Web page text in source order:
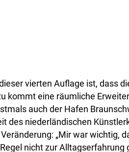
vierten Auflage ist, dass
kommt eine räumliche
auch der Hafen
des niederländischen
„Mir war wichtig,
nicht zur